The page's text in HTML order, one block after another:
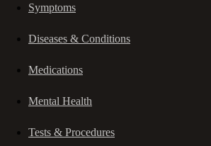
Symptoms
Diseases & Conditions
Medications
Mental Health
Tests & Procedures